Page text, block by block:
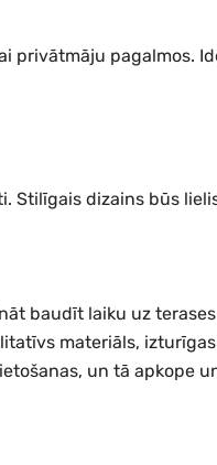
privātmāju pagalmos.
dizains būs
baudīt laiku uz
materiāls,
un tā apkope